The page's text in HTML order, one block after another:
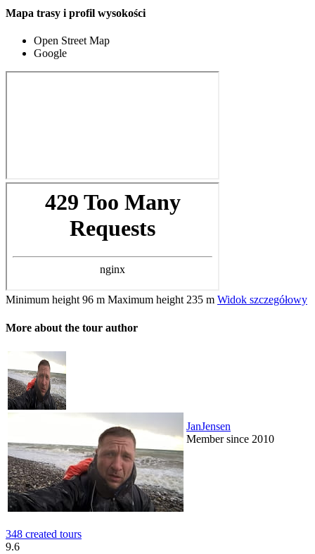
Mapa trasy i profil wysokości
Open Street Map
Google
Minimum height 96 m Maximum height 235 m Widok szczegółowy
More about the tour author
JanJensen
Member since 2010
348 created tours
9.6